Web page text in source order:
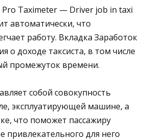
Pro Taximeter — Driver job in taxi
автоматически, что
работу. Вкладка Заработок
о доходе таксиста, в том числе
промежуток времени.
собой совокупность
эксплуатирующей машине, а
что поможет пассажиру
привлекательного для него